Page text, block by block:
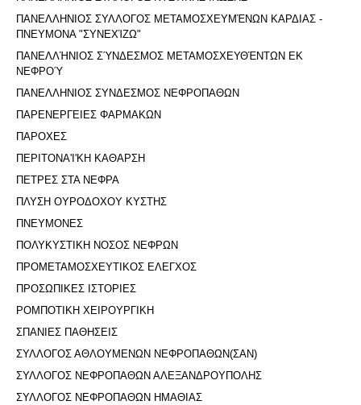
ΠΑΝΕΛΛΗΝΙΟΣ ΣΥΛΛΟΓΟΣ ΜΕΤΑΜΟΣΧΕΥΜΈΝΩΝ ΚΑΡΔΙΑΣ -
ΠΝΕΥΜΟΝΑ "ΣΥΝΕΧΊΖΩ"
ΠΑΝΕΛΛΉΝΙΟΣ ΣΎΝΔΕΣΜΟΣ ΜΕΤΑΜΟΣΧΕΥΘΈΝΤΩΝ ΕΚ
ΝΕΦΡΟΎ
ΠΑΝΕΛΛΗΝΙΟΣ ΣΥΝΔΕΣΜΟΣ ΝΕΦΡΟΠΑΘΩΝ
ΠΑΡΕΝΕΡΓΕΙΕΣ ΦΑΡΜΑΚΩΝ
ΠΑΡΟΧΕΣ
ΠΕΡΙΤΟΝΑ'I'ΚΗ ΚΑΘΑΡΣΗ
ΠΕΤΡΕΣ ΣΤΑ ΝΕΦΡΑ
ΠΛΥΣΗ ΟΥΡΟΔΟΧΟΥ ΚΥΣΤΗΣ
ΠΝΕΥΜΟΝΕΣ
ΠΟΛΥΚΥΣΤΙΚΗ ΝΟΣΟΣ ΝΕΦΡΩΝ
ΠΡΟΜΕΤΑΜΟΣΧΕΥΤΙΚΟΣ ΕΛΕΓΧΟΣ
ΠΡΟΣΩΠΙΚΕΣ ΙΣΤΟΡΙΕΣ
ΡΟΜΠΟΤΙΚΗ ΧΕΙΡΟΥΡΓΙΚΗ
ΣΠΑΝΙΕΣ ΠΑΘΗΣΕΙΣ
ΣΥΛΛΟΓΟΣ ΑΘΛΟΥΜΕΝΩΝ ΝΕΦΡΟΠΑΘΩΝ(ΣΑΝ)
ΣΥΛΛΟΓΟΣ ΝΕΦΡΟΠΑΘΩΝ ΑΛΕΞΑΝΔΡΟΥΠΟΛΗΣ
ΣΥΛΛΟΓΟΣ ΝΕΦΡΟΠΑΘΩΝ ΗΜΑΘΙΑΣ